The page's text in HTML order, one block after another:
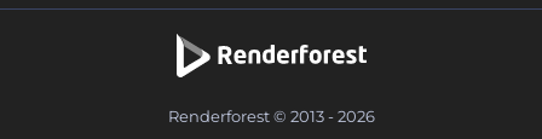
Renderforest © 2013 - 2026